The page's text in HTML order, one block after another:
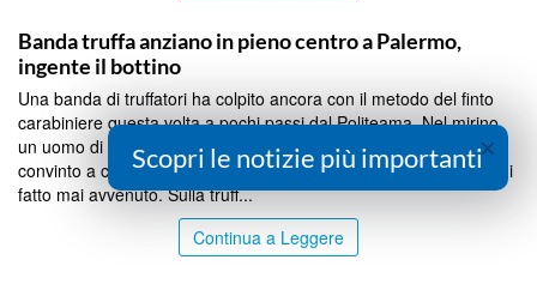
Banda truffa anziano in pieno centro a Palermo,
ingente il bottino
Una banda di truffatori ha colpito ancora con il metodo del finto
carabiniere questa volta a pochi passi dal Politeama. Nel mirino
un uomo di 79 anni, presidente di un’associazione di categoria,
convinto a consegnare soldi e gioielli per un presunto incidente di
fatto mai avvenuto. Sulla truff...
Continua a Leggere
×
Scopri le notizie più importanti